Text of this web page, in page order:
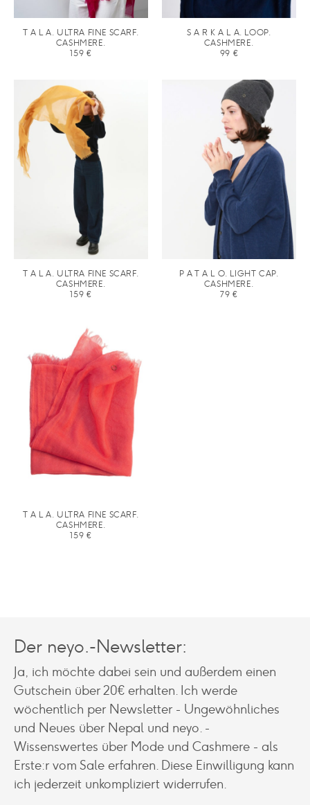
T A L A. ULTRA FINE SCARF.
CASHMERE.
159 €
S A R K A L A. LOOP.
CASHMERE.
99 €
T A L A. ULTRA FINE SCARF.
CASHMERE.
159 €
P A T A L O. LIGHT CAP.
CASHMERE.
79€
T A L A. ULTRA FINE SCARF.
CASHMERE.
159 €
Der neyo.-Newsletter:
Ja, ich möchte dabei sein und außerdem einen
Gutschein über 20€ erhalten. Ich werde
wöchentlich per Newsletter - Ungewöhnliches
und Neues über Nepal und neyo. -
Wissenswertes über Mode und Cashmere - als
Erste:r vom Sale erfahren. Diese Einwilligung kann
ich jederzeit unkompliziert widerrufen.